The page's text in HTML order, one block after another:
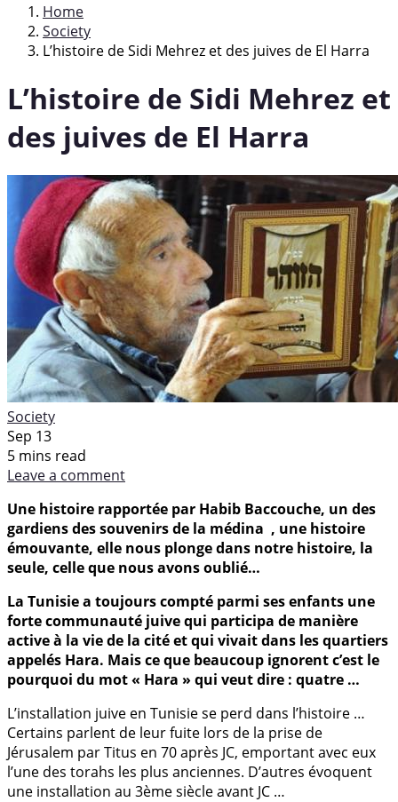
Home
Society
L’histoire de Sidi Mehrez et des juives de El Harra
L’histoire de Sidi Mehrez et
des juives de El Harra
Society
Sep 13
5 mins read
Leave a comment
Une histoire rapportée par Habib Baccouche, un des
gardiens des souvenirs de la médina , une histoire
émouvante, elle nous plonge dans notre histoire, la
seule, celle que nous avons oublié…
La Tunisie a toujours compté parmi ses enfants une
forte communauté juive qui participa de manière
active à la vie de la cité et qui vivait dans les quartiers
appelés Hara. Mais ce que beaucoup ignorent c’est le
pourquoi du mot « Hara » qui veut dire : quatre …
L’installation juive en Tunisie se perd dans l’histoire …
Certains parlent de leur fuite lors de la prise de
Jérusalem par Titus en 70 après JC, emportant avec eux
l’une des torahs les plus anciennes. D’autres évoquent
une installation au 3ème siècle avant JC …